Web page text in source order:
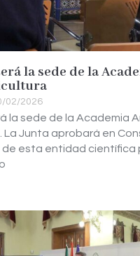
la sede de la
02/2026
la sede de la Academia
La Junta aprobará en
de esta entidad científica